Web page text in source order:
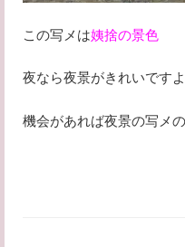
この写メは姨捨の景色
夜なら夜景がきれいですよ
機会があれば夜景の写メの